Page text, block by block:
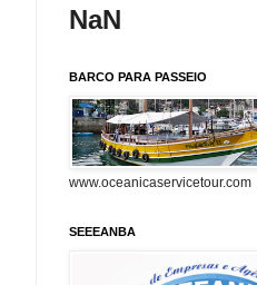
NaN
BARCO PARA PASSEIO
www.oceanicaservicetour.com
SEEEANBA